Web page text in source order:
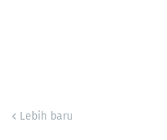
Lebih baru